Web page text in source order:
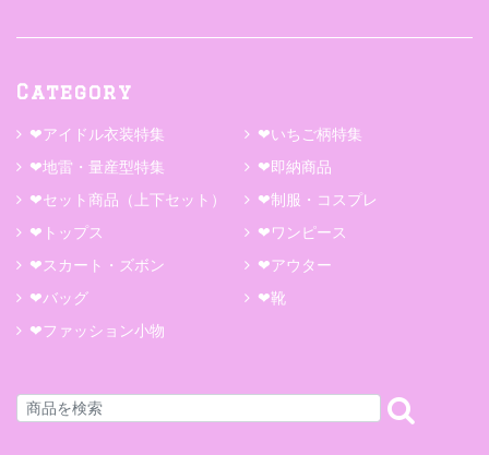
Category
❤アイドル衣装特集
❤いちご柄特集
❤地雷・量産型特集
❤即納商品
❤セット商品（上下セット）
❤制服・コスプレ
❤トップス
❤ワンピース
❤スカート・ズボン
❤アウター
❤バッグ
❤靴
❤ファッション小物